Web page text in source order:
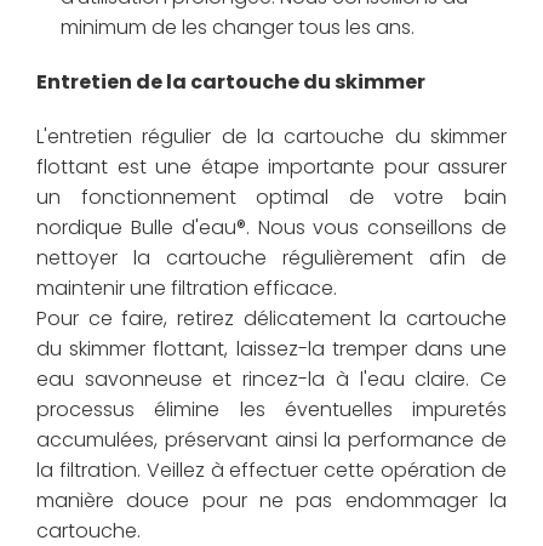
minimum de les changer tous les ans.
Entretien de la cartouche du skimmer
L'entretien régulier de la cartouche du skimmer
flottant est une étape importante pour assurer
un fonctionnement optimal de votre bain
nordique Bulle d'eau®. Nous vous conseillons de
nettoyer la cartouche régulièrement afin de
maintenir une filtration efficace.
Pour ce faire, retirez délicatement la cartouche
du skimmer flottant, laissez-la tremper dans une
eau savonneuse et rincez-la à l'eau claire. Ce
processus élimine les éventuelles impuretés
accumulées, préservant ainsi la performance de
la filtration. Veillez à effectuer cette opération de
manière douce pour ne pas endommager la
cartouche.